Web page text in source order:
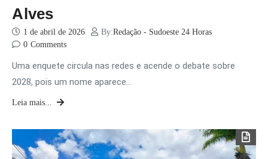
Alves
1 de abril de 2026 By:Redação - Sudoeste 24 Horas
0 Comments
Uma enquete circula nas redes e acende o debate sobre
2028, pois um nome aparece…
Leia mais...